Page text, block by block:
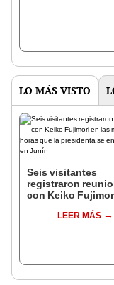
LO MÁS VISTO
Seis visitantes
registraron
con Keiko
presidenta se
LEER MÁS